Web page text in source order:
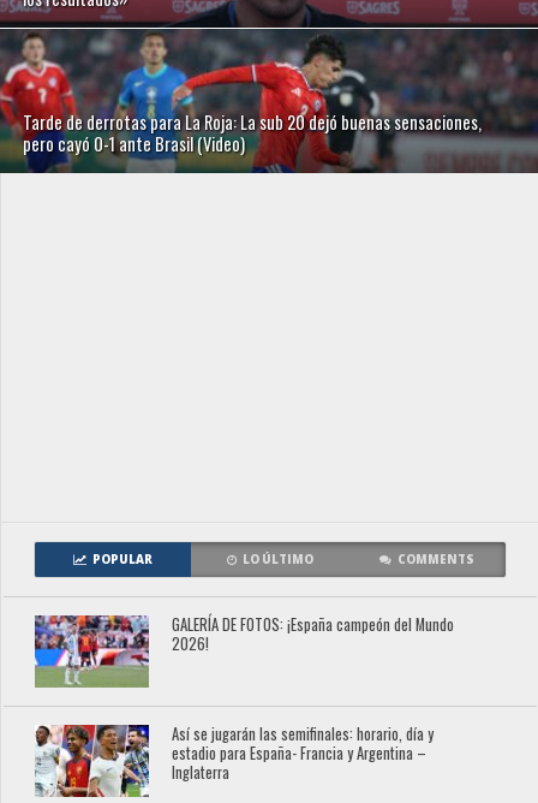
Tarde de derrotas para La Roja: La sub 20 dejó buenas sensaciones,
pero cayó 0-1 ante Brasil (Video)
POPULAR LO ÚLTIMO COMMENTS
GALERÍA DE FOTOS: ¡España campeón del Mundo
2026!
Así se jugarán las semifinales: horario, día y
estadio para España- Francia y Argentina –
Inglaterra